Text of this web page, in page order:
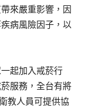
來嚴重影響，因
病風險因子，以
起加入戒菸行
服務，全台有將
教人員可提供協